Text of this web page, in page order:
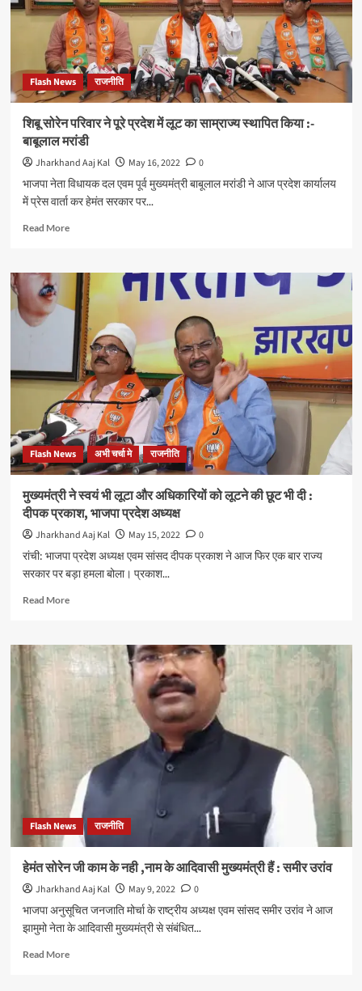
के
8
वर्ष
उपलब्धियों
से
भरे
रहे
अजय
मिश्रा,
केंद्रीय
गृह
राज्य
Flash News राजनीति
शिबू सोरेन परिवार ने पूरे प्रदेश में लूट का साम्राज्य स्थापित किया :-
बाबूलाल मरांडी
Jharkhand Aaj Kal May 16, 2022
0
भाजपा नेता विधायक दल एवम पूर्व मुख्यमंत्री बाबूलाल मरांडी ने आज प्रदेश कार्यालय
में प्रेस वार्ता कर हेमंत सरकार पर...
Read MoreRead
शिबू
सोरेन
परिवार
पूरे
प्रदेश
में
लूट
का
साम्राज्य
स्थापित
किया
:-
बाबूलाल
मरांडी
Flash News अभी चर्चा मे राजनीति
मुख्यमंत्री ने स्वयं भी लूटा और अधिकारियों को लूटने की छूट भी दी :
दीपक प्रकाश, भाजपा प्रदेश अध्यक्ष
Jharkhand Aaj Kal May 15, 2022
0
रांची: भाजपा प्रदेश अध्यक्ष एवम सांसद दीपक प्रकाश ने आज फिर एक बार राज्य
सरकार पर बड़ा हमला बोला। प्रकाश...
Read MoreRead
मुख्यमंत्री
ने
स्वयं
की
छूट
भी
दी
दीपक
प्रकाश,
भाजपा
प्रदेश
अध्यक्ष
Flash News राजनीति
हेमंत सोरेन जी काम के नही ,नाम के आदिवासी मुख्यमंत्री हैं : समीर उरांव
Jharkhand Aaj Kal May 9, 2022
0
भाजपा अनुसूचित जनजाति मोर्चा के राष्ट्रीय अध्यक्ष एवम सांसद समीर उरांव ने आज
झामुमो नेता के आदिवासी मुख्यमंत्री से संबंधित...
Read MoreRead